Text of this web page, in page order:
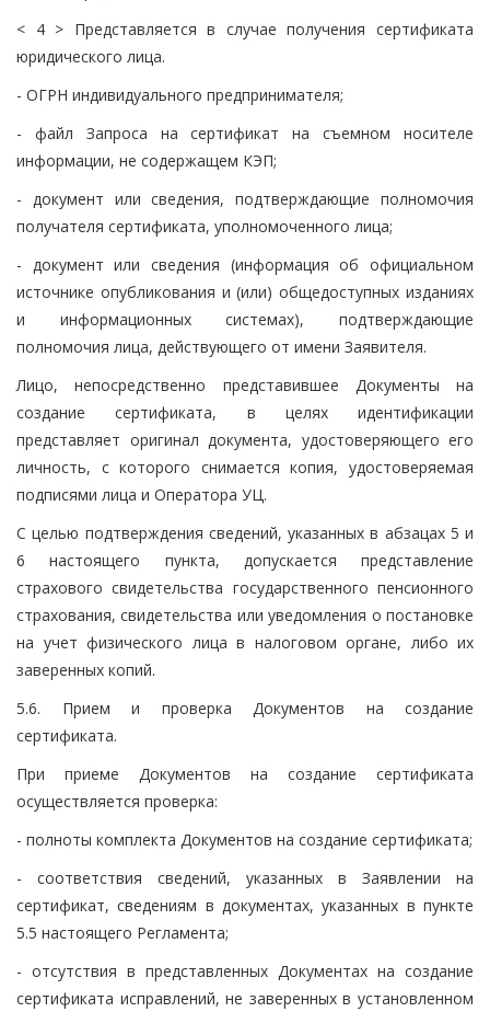
< 4 > Представляется в случае получения сертификата
юридического лица.
- ОГРН индивидуального предпринимателя;
- файл Запроса на сертификат на съемном носителе
информации, не содержащем КЭП;
- документ или сведения, подтверждающие полномочия
получателя сертификата, уполномоченного лица;
- документ или сведения (информация об официальном
источнике опубликования и (или) общедоступных изданиях
и информационных системах), подтверждающие
полномочия лица, действующего от имени Заявителя.
Лицо, непосредственно представившее Документы на
создание сертификата, в целях идентификации
представляет оригинал документа, удостоверяющего его
личность, с которого снимается копия, удостоверяемая
подписями лица и Оператора УЦ.
С целью подтверждения сведений, указанных в абзацах 5 и
6 настоящего пункта, допускается представление
страхового свидетельства государственного пенсионного
страхования, свидетельства или уведомления о постановке
на учет физического лица в налоговом органе, либо их
заверенных копий.
5.6. Прием и проверка Документов на создание
сертификата.
При приеме Документов на создание сертификата
осуществляется проверка:
- полноты комплекта Документов на создание сертификата;
- соответствия сведений, указанных в Заявлении на
сертификат, сведениям в документах, указанных в пункте
5.5 настоящего Регламента;
- отсутствия в представленных Документах на создание
сертификата исправлений, не заверенных в установленном